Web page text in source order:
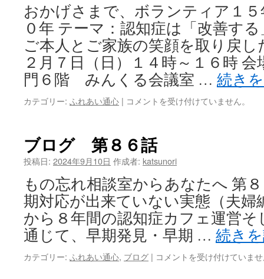
会
（介
護
は
おかげさまで、ボランティア１
０年 テーマ：認知症は「改善す
ご本人とご家族の笑顔を取り戻し
２月７日（日）１４時～１６時
門６階 みんくる会議室 … 続き
カテゴリー: ふれあい通心 | 小
発
刊
記
セ
ミ
ナ
ー
開
催！
は
コメントを受け付けていません。
ブログ 第８６話
投稿日: 2024年9月10日 作成者: katsunori
もの忘れ相談室からあなたへ 第
期対応が出来ていない実態（
から８年間の認知症カフェ運営
通じて、早期発見・早期 … 続き
カテゴリー: ふれあい通心, ブログ | ブ
コメントを受け付けていま